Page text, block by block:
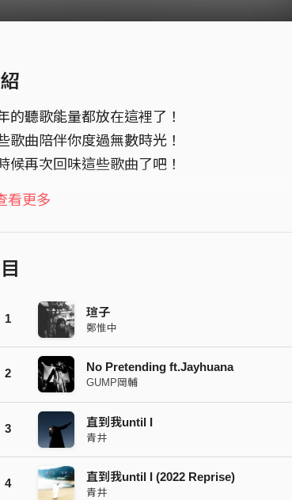
的聽歌能量都放在這裡了！
歌曲陪伴你度過無數時光！
候再次回味這些歌曲了吧！
下方連結，領取屬於你的年度音樂回顧：
看更多
1 瑄子
鄭惟中
2 No Pretending ft.Jayhuana
GUMP岡輔
3 直到我until I
青井
4 直到我until I (2022 Reprise)
青井